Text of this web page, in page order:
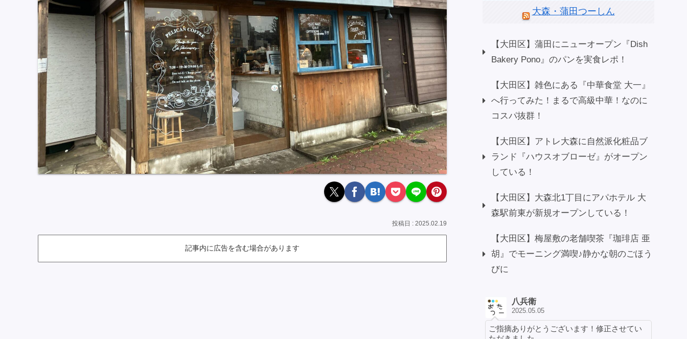
2025.02.19
記事内に広告を含む場合があります
大森・蒲田つーしん
【大田区】蒲田にニューオープン『Dish
Bakery Pono』のパンを実食レポ！
【大田区】雑色にある『中華食堂 大一』
へ行ってみた！まるで高級中華！なのに
コスパ抜群！
【大田区】アトレ大森に自然派化粧品ブ
ランド『ハウスオブローゼ』がオープン
している！
【大田区】大森北1丁目にアパホテル 大
森駅前東が新規オープンしている！
【大田区】梅屋敷の老舗喫茶『珈琲店 亜
胡』でモーニング満喫♪静かな朝のごほう
びに
八兵衛
2025.05.05
ご指摘ありがとうございます！修正させてい